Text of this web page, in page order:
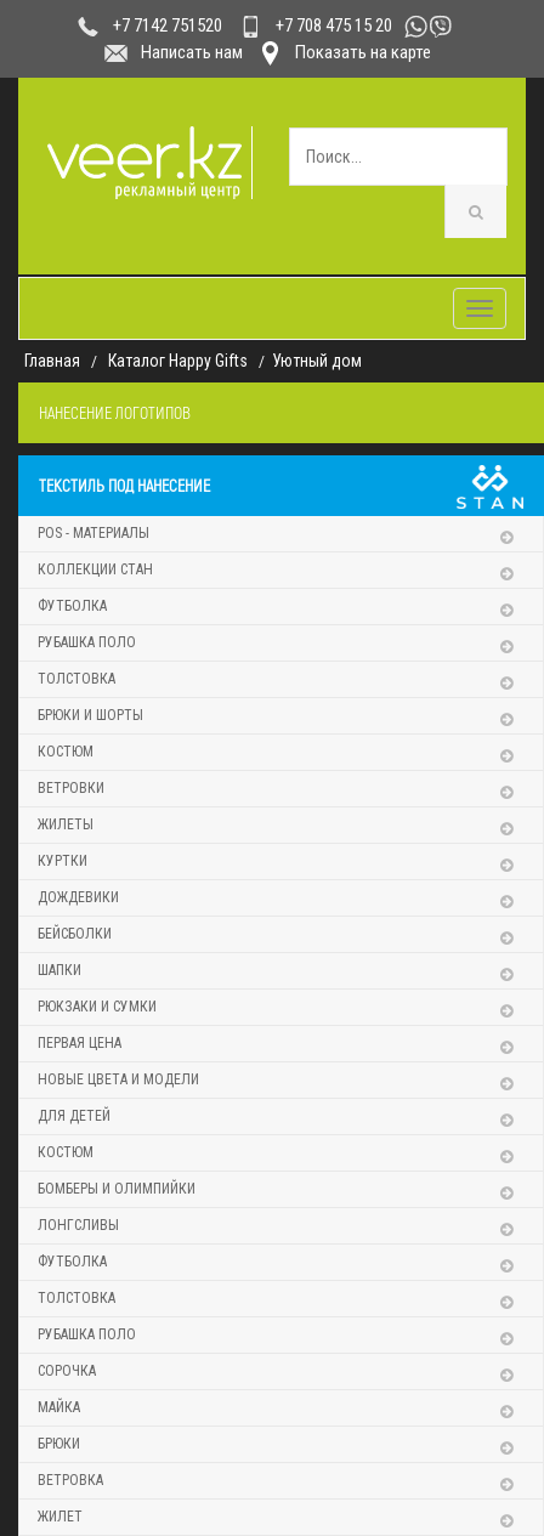
+7 7142 751520
+7 708 475 15 20
Написать нам
Показать на карте
Toggle
Главная
Каталог Happy Gifts Уютный дом
НАНЕСЕНИЕ ЛОГОТИПОВ
ТЕКСТИЛЬ ПОД НАНЕСЕНИЕ
POS - МАТЕРИАЛЫ
КОЛЛЕКЦИИ СТАН
ФУТБОЛКА
РУБАШКА ПОЛО
ТОЛСТОВКА
БРЮКИ И ШОРТЫ
КОСТЮМ
ВЕТРОВКИ
ЖИЛЕТЫ
КУРТКИ
ДОЖДЕВИКИ
БЕЙСБОЛКИ
ШАПКИ
РЮКЗАКИ И СУМКИ
ПЕРВАЯ ЦЕНА
НОВЫЕ ЦВЕТА И МОДЕЛИ
ДЛЯ ДЕТЕЙ
КОСТЮМ
БОМБЕРЫ И ОЛИМПИЙКИ
ЛОНГСЛИВЫ
ФУТБОЛКА
ТОЛСТОВКА
РУБАШКА ПОЛО
СОРОЧКА
МАЙКА
БРЮКИ
ВЕТРОВКА
ЖИЛЕТ